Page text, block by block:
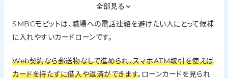
対応。Web契約なら原則郵送物なし。
スマホATM取引ならカードレスで借入・返済可能
原則、勤務先への電話連絡なし。審査内容によっては連絡が
必要な場合あり
全部見る
SMBCモビットは、職場への電話連絡を避けたい人にとって候補
に入れやすいカードローンです。
Web契約なら郵送物なしで進められ、スマホATM取引を使えば
カードを持たずに借入や返済ができます。ローンカードを見られ